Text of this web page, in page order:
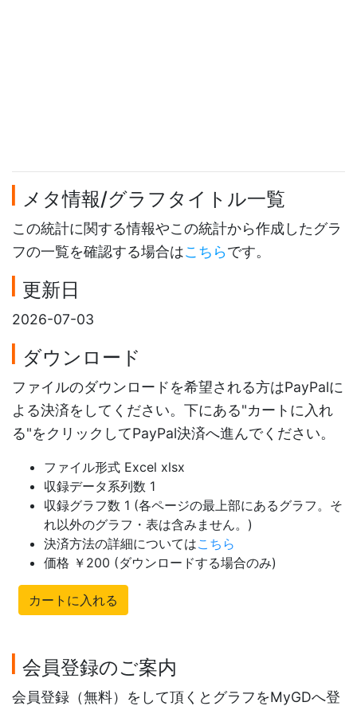
メタ情報/グラフタイトル一覧
この統計に関する情報やこの統計から作成したグラ
フの一覧を確認する場合はこちらです。
更新日
2026-07-03
ダウンロード
ファイルのダウンロードを希望される方はPayPalに
よる決済をしてください。下にある"カートに入れ
る"をクリックしてPayPal決済へ進んでください。
ファイル形式 Excel xlsx
収録データ系列数 1
収録グラフ数 1 (各ページの最上部にあるグラフ。そ
れ以外のグラフ・表は含みません。)
決済方法の詳細についてはこちら
価格 ￥200 (ダウンロードする場合のみ)
カートに入れる
会員登録のご案内
会員登録（無料）をして頂くとグラフをMyGDへ登